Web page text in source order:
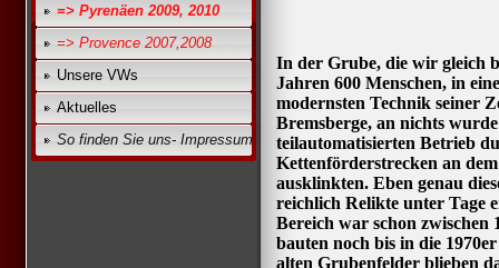
=> Pyrenäen 2009, 2010
=> Provence 2007,2008
Unsere VWs
Aktuelles
So finden Sie uns- Impressum
In der Grube, die wir gleich
Jahren 600 Menschen, in
modernsten Technik seiner
Bremsberge, an nichts
teilautomatisierten Betrieb
Kettenförderstrecken an
ausklinkten. Eben genau
reichlich Relikte unter Tage
Bereich war schon zwischen
bauten noch bis in die
alten Grubenfelder blieben